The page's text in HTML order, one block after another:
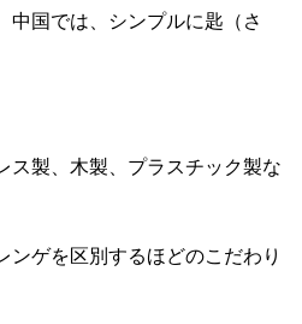
中国では、シンプルに匙（さ
ス製、木製、プラスチック製な
ンゲを区別するほどのこだわり